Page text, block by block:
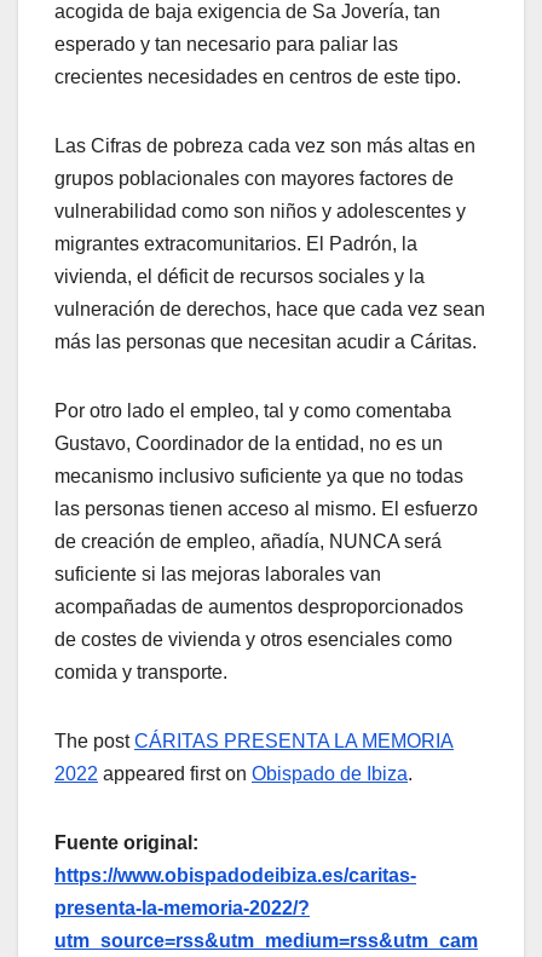
acogida de baja exigencia de Sa Jovería, tan
esperado y tan necesario para paliar las
crecientes necesidades en centros de este tipo.
Las Cifras de pobreza cada vez son más altas en
grupos poblacionales con mayores factores de
vulnerabilidad como son niños y adolescentes y
migrantes extracomunitarios. El Padrón, la
vivienda, el déficit de recursos sociales y la
vulneración de derechos, hace que cada vez sean
más las personas que necesitan acudir a Cáritas.
Por otro lado el empleo, tal y como comentaba
Gustavo, Coordinador de la entidad, no es un
mecanismo inclusivo suficiente ya que no todas
las personas tienen acceso al mismo. El esfuerzo
de creación de empleo, añadía, NUNCA será
suficiente si las mejoras laborales van
acompañadas de aumentos desproporcionados
de costes de vivienda y otros esenciales como
comida y transporte.
The postCÁRITAS PRESENTA LA MEMORIA
2022 appeared first on Obispado de Ibiza.
Fuente original:
https://www.obispadodeibiza.es/caritas-
presenta-la-memoria-2022/?
utm_source=rss&utm_medium=rss&utm_cam